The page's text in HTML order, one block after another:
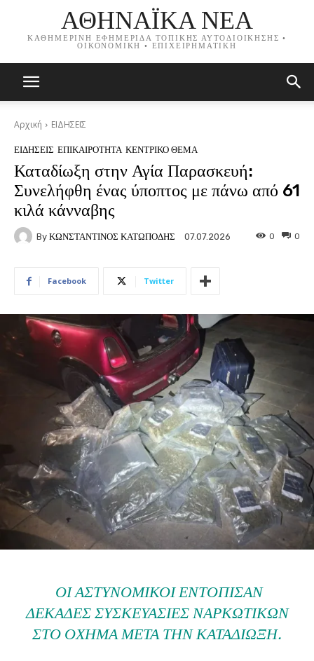
ΑΘΗΝΑΪΚΑ ΝΕΑ
ΚΑΘΗΜΕΡΙΝΗ ΕΦΗΜΕΡΙΔΑ ΤΟΠΙΚΗΣ ΑΥΤΟΔΙΟΙΚΗΣΗΣ •
ΟΙΚΟΝΟΜΙΚΗ • ΕΠΙΧΕΙΡΗΜΑΤΙΚΗ
Αρχική ΕΙΔΗΣΕΙΣ
ΕΙΔΗΣΕΙΣ ΕΠΙΚΑΙΡΟΤΗΤΑ ΚΕΝΤΡΙΚΟ ΘΕΜΑ
Καταδίωξη στην Αγία Παρασκευή:
Συνελήφθη ένας ύποπτος με πάνω από 61
κιλά κάνναβης
By ΚΩΝΣΤΑΝΤΙΝΟΣ ΚΑΤΩΠΟΔΗΣ 07.07.2026 0
0
Facebook Twitter
ΟΙ ΑΣΤΥΝΟΜΙΚΟΊ ΕΝΤΌΠΙΣΑΝ
ΔΕΚΆΔΕΣ ΣΥΣΚΕΥΑΣΊΕΣ ΝΑΡΚΩΤΙΚΏΝ
ΣΤΟ ΌΧΗΜΑ ΜΕΤΆ ΤΗΝ ΚΑΤΑΔΊΩΞΗ.